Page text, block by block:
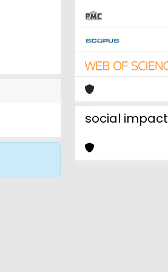
social impact